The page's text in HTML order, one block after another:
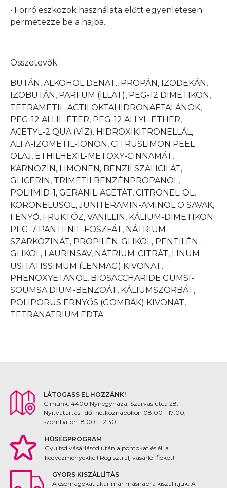
• Forró eszközök használata előtt egyenletesen
permetezze be a hajba.
Összetevők :
BUTÁN, ALKOHOL DENAT., PROPÁN, IZODEKÁN,
IZOBUTÁN, PARFUM (ILLAT), PEG-12 DIMETIKON,
TETRAMETIL-ACTILOKTAHIDRONAFTALÁNOK,
PEG-12 ALLIL-ÉTER, PEG-12 ALLYL-ETHER,
ACETYL-2 QUA (VÍZ). HIDROXIKITRONELLÁL,
ALFA-IZOMETIL-IONON, CITRUSLIMON PEEL
OLAJ, ETHILHEXIL-METOXY-CINNAMÁT,
KARNOZIN, LIMONEN, BENZILSZALICILÁT,
GLICERIN, TRIMETILBENZÉNPROPANOL,
POLIIMID-1, GERANIL-ACETÁT, CITRONEL-OL,
KORONELUSOL, JUNITERAMIN-AMINOL O SAVAK,
FENYŐ, FRUKTÓZ, VANILLIN, KÁLIUM-DIMETIKON
PEG-7 PANTENIL-FOSZFÁT, NÁTRIUM-
SZARKOZINÁT, PROPILÉN-GLIKOL, PENTILÉN-
GLIKOL, LAURINSAV, NÁTRIUM-CITRÁT, LINUM
USITATISSIMUM (LENMAG) KIVONAT,
PHENOXYETANOL, BIOSACCHARIDE GUMSI-
SOUMSA DIUM-BENZOÁT, KÁLIUMSZORBÁT,
POLIPORUS ERNYŐS (GOMBÁK) KIVONAT,
TETRANATRIUM EDTA
LÁTOGASS EL HOZZÁNK!
Címünk: 4400 Nyíregyháza, Szarvas utca 28.
Nyitvatartási idő: hétköznapokon 08:00 - 17:00,
szombaton: 8:00 - 12:30
HŰSÉGPROGRAM
Gyűjtsd vásárlásod után a pontokat és élj a
kedvezményekkel! Regisztrálj vásárlói fiókot!
GYORS KISZÁLLÍTÁS
A csomagokat akár már másnapra kiszállítjuk. A